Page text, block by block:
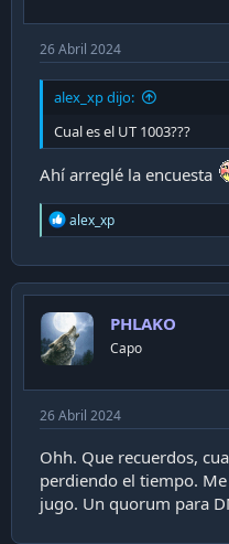
26 Abril 2024
alex_xp dijo:
Cual es el UT 1003???
Ahí arreglé la encuesta
R
e
c
t
o
n
s
alex_xp
PHLAKO
Capo
26 Abril 2024
Ohh. Que recuerdos,
perdiendo el tiempo.
jugo. Un quorum para